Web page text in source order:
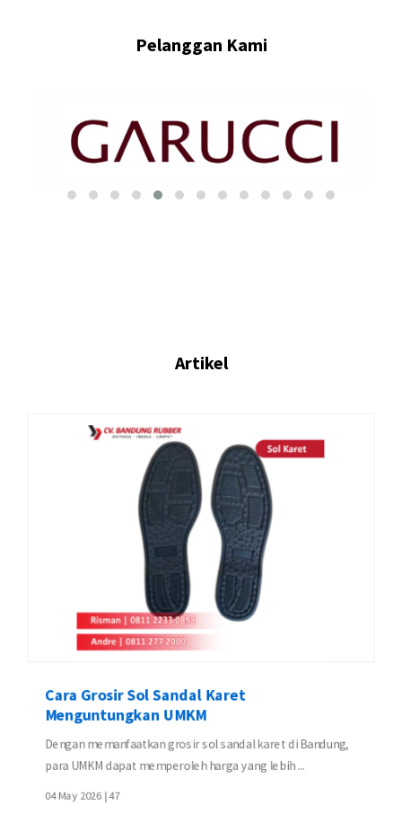
Pelanggan Kami
Artikel
Cara Grosir Sol Sandal Karet
Menguntungkan UMKM
Dengan memanfaatkan grosir sol sandal karet di Bandung,
para UMKM dapat memperoleh harga yang lebih ...
04 May 2026 |47